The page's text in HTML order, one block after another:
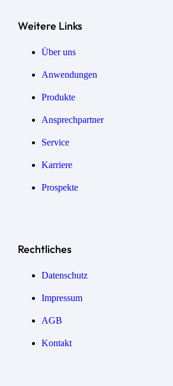
Weitere Links
Über uns
Anwendungen
Produkte
Ansprechpartner
Service
Karriere
Prospekte
Rechtliches
Datenschutz
Impressum
AGB
Kontakt